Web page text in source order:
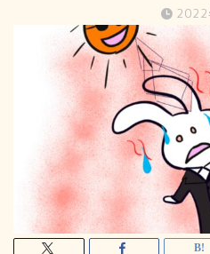
2022